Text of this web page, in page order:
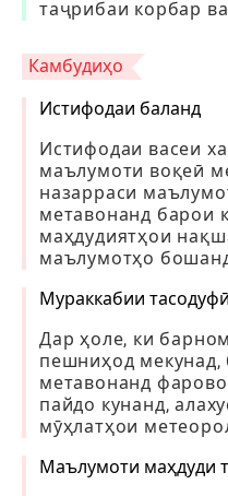
таҷрибаи корбар
Камбудиҳо
Истифодаи баланд
Истифодаи васеи
маълумоти воқеӣ
назарраси
метавонанд барои
маҳдудиятҳои
маълумотҳо
Мураккабии тасодуфӣ
Дар ҳоле, ки
пешниҳод мекунад,
метавонанд
пайдо кунанд,
мӯҳлатҳои
Маълумоти маҳдуди